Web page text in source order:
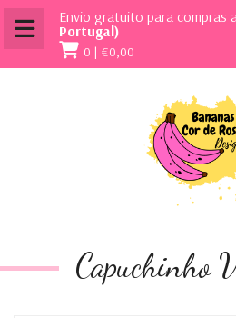
Envio gratuito para compras
Portugal)
0 | €0,00
Capuchinho